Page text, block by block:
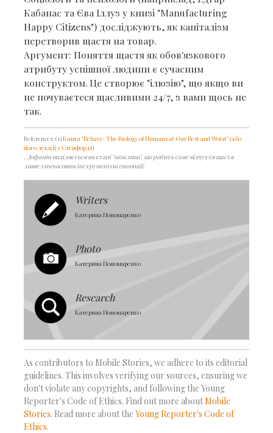
Кабанас та Єва Іллуз у книзі "Manufacturing
Happy Citizens") досліджують, як капіталізм
перетворив щастя на товар.
​Аргумент: Поняття щастя як обов'язкового
атрибуту успішної людини є сучасним
конструктом. Це створює "ілюзію", що якщо ви
не почуваєтеся щасливими 24/7, з вами щось не
так.
References: (1)Книга "Behave: The Biology of Humans at Our Best and Worst" (або
його лекції у Стенфорді)
, Дофамін виділяється на етапі "можливо", що робить саме відчуття щастя
лише тимчасовим інструментом еволюції.
Writers
Катерина Пономаренко
Photo
Катерина Пономаренко
Research
Катерина Пономаренко
As contributors to Mobile Stories, we adhere to its editorial
guidelines. This involves verifying our sources, ensuring we
don't violate any copyrights, and following the Young
Reporter's Code of Ethics. Find out more aboutMobile
Stories. Read more about the Young Reporter's Code of
Ethics.